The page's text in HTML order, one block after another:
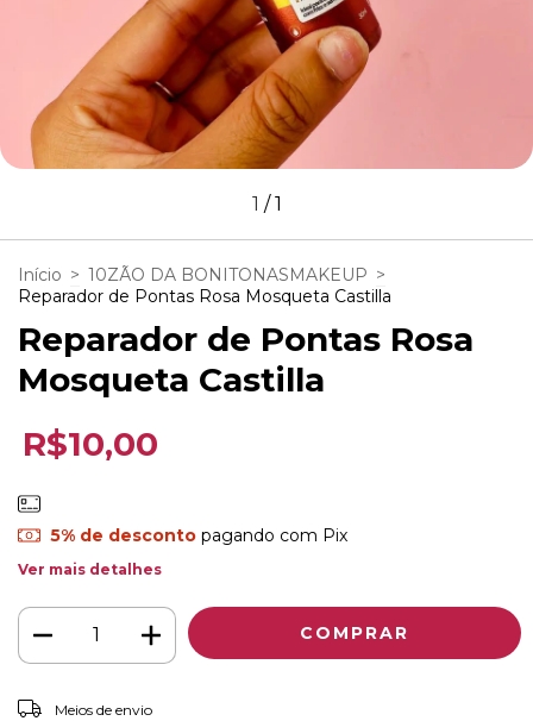
1 /1
Início > 10ZÃO DA BONITONASMAKEUP >
Reparador de Pontas Rosa Mosqueta Castilla
Reparador de Pontas Rosa
Mosqueta Castilla
R$10,00
5% de descontopagando com Pix
Ver mais detalhes
Entregas para o CEP:
Meios de envio